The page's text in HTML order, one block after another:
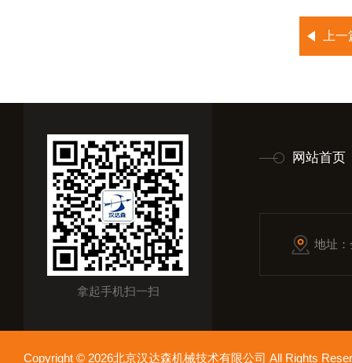
上
拿起手机扫一扫
网站首页
地址
Copyright © 2026北京汉达森机械技术有限公司 All Rights